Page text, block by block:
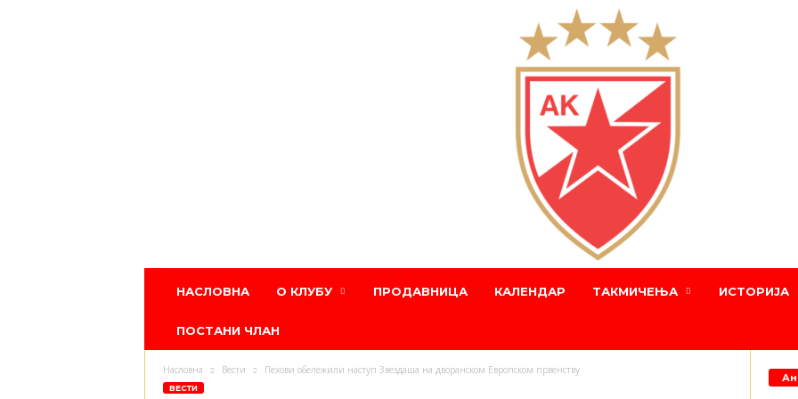
звезда
НАСЛОВНА О КЛУБУ ПРОДАВНИЦА КАЛЕНДАР ТАКМИЧЕЊА ИСТОРИЈА
ПОСТАНИ ЧЛАН
Насловна Вести Пехови обележили наступ Звездаша на дворанском Европском првенству
ВЕСТИ